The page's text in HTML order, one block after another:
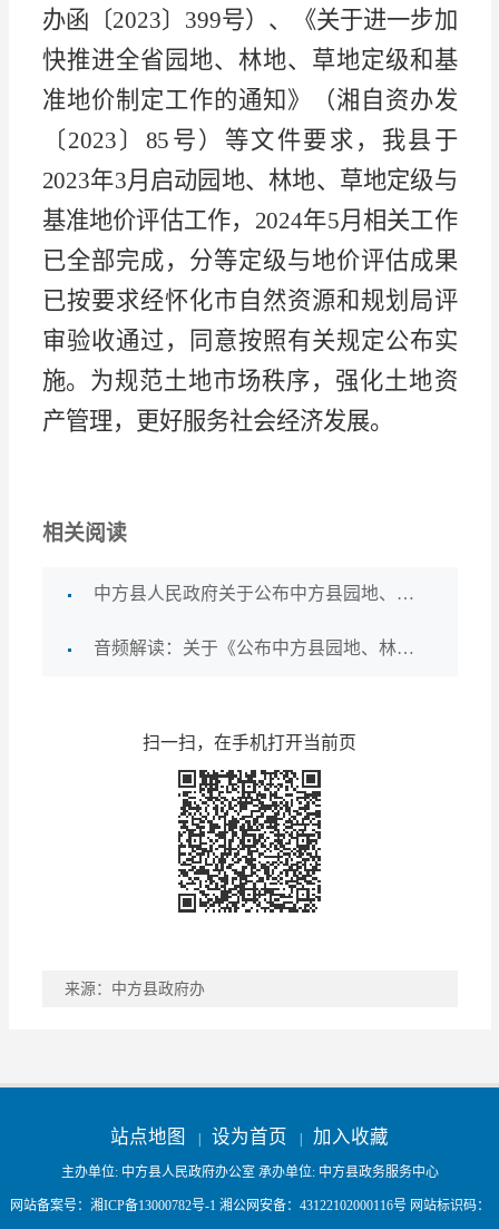
办函〔2023〕399号）、《关于进一步加
快推进全省园地、林地、草地定级和基
准地价制定工作的通知》（湘自资办发
〔2023〕85号）等文件要求，我县于
2023年3月启动园地、林地、草地定级与
基准地价评估工作， 2024年5月相关工作
已全部完成，分等定级与地价评估成果
已按要求经怀化市自然资源和规划局评
审验收通过，同意按照有关规定公布实
施。 为规范土地市场秩序，强化土地资
产管理，更好服务社会经济发展。
相关阅读
中方县人民政府关于公布中方县园地、林地、草地定级和基准地价评估成果的通知
音频解读：关于《公布中方县园地、林地、草地定级和基准地价评估成果的通知》的制定说明
扫一扫，在手机打开当前页
来源：中方县政府办
站点地图 设为首页 加入收藏
主办单位: 中方县人民政府办公室 承办单位: 中方县政务服务中心
网站备案号： 湘ICP备13000782号-1湘公网安备： 43122102000116号网站标识码：